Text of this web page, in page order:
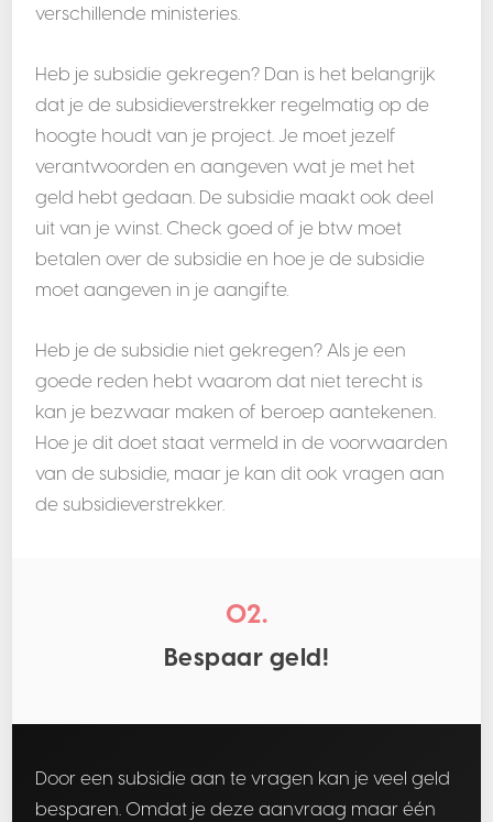
verschillende ministeries.
Heb je subsidie gekregen? Dan is het belangrijk
dat je de subsidieverstrekker regelmatig op de
hoogte houdt van je project. Je moet jezelf
verantwoorden en aangeven wat je met het
geld hebt gedaan. De subsidie maakt ook deel
uit van je winst. Check goed of je btw moet
betalen over de subsidie en hoe je de subsidie
moet aangeven in je aangifte.
Heb je de subsidie niet gekregen? Als je een
goede reden hebt waarom dat niet terecht is
kan je bezwaar maken of beroep aantekenen.
Hoe je dit doet staat vermeld in de voorwaarden
van de subsidie, maar je kan dit ook vragen aan
de subsidieverstrekker.
02.
Bespaar geld!
Door een subsidie aan te vragen kan je veel geld
besparen. Omdat je deze aanvraag maar één